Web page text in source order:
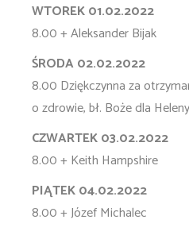
WTOREK 01.02.2022
8.00 + Aleksander Bijak
ŚRODA 02.02.2022
8.00 Dziękczynna za
o zdrowie, bł. Boże dla
CZWARTEK 03.02.2022
8.00 + Keith Hampshire
PIĄTEK 04.02.2022
8.00 + Józef Michalec